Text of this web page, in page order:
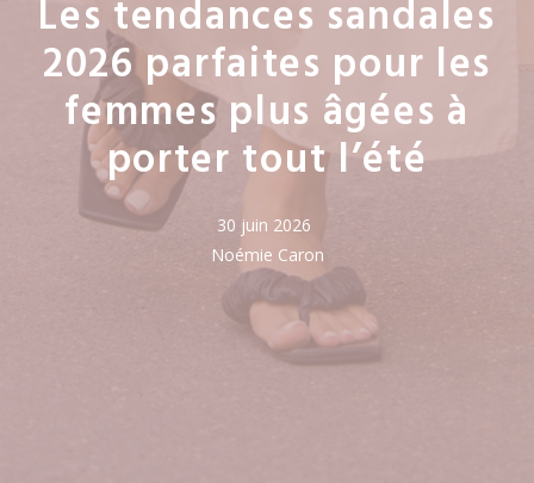
Les tendances sandales
2026 parfaites pour les
femmes plus âgées à
porter tout l’été
30 juin 2026
Noémie Caron